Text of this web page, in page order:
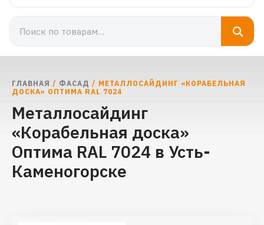
ГЛАВНАЯ / ФАСАД / МЕТАЛЛОСАЙДИНГ «КОРАБЕЛЬНАЯ
ДОСКА» ОПТИМА RAL 7024
Металлосайдинг
«Корабельная доска»
Оптима RAL 7024 в Усть-
Каменогорске